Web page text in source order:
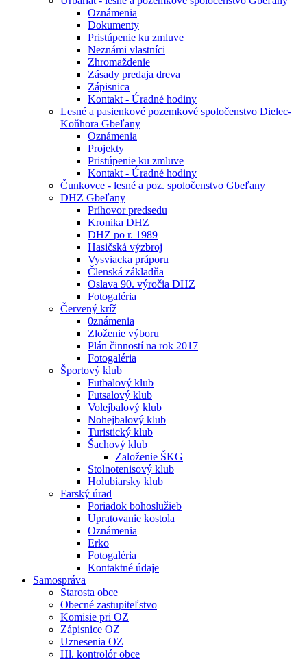
Oznámenia
Dokumenty
Pristúpenie ku zmluve
Neznámi vlastníci
Zhromaždenie
Zásady predaja dreva
Zápisnica
Kontakt - Úradné hodiny
Lesné a pasienkové pozemkové spoločenstvo Dielec-
Koňhora Gbeľany
Oznámenia
Projekty
Pristúpenie ku zmluve
Kontakt - Úradné hodiny
Čunkovce - lesné a poz. spoločenstvo Gbeľany
DHZ Gbeľany
Príhovor predsedu
Kronika DHZ
DHZ po r. 1989
Hasičská výzbroj
Vysviacka práporu
Členská základňa
Oslava 90. výročia DHZ
Fotogaléria
Červený kríž
0známenia
Zloženie výboru
Plán činností na rok 2017
Fotogaléria
Športový klub
Futbalový klub
Futsalový klub
Volejbalový klub
Nohejbalový klub
Turistický klub
Šachový klub
Založenie ŠKG
Stolnotenisový klub
Holubiarsky klub
Farský úrad
Poriadok bohoslužieb
Upratovanie kostola
Oznámenia
Erko
Fotogaléria
Kontaktné údaje
Samospráva
Starosta obce
Obecné zastupiteľstvo
Komisie pri OZ
Zápisnice OZ
Uznesenia OZ
Hl. kontrolór obce